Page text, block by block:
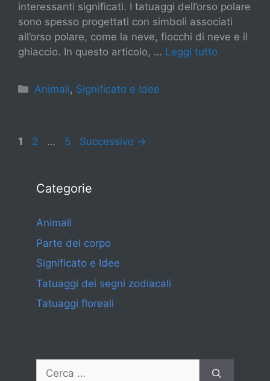
interessanti significati. I tatuaggi dell’orso polare
sono spesso progettati con simboli associati
all’orso polare, come la neve, fiocchi di neve e il
ghiaccio. In questo articolo, … Leggi tutto
Categorie
Animali, Significato e Idee
Pagina
1 Pagina
2 … Pagina
5 Successivo →
Categorie
Animali
Parte del corpo
Significato e Idee
Tatuaggi dei segni zodiacali
Tatuaggi floreali
Ricerca